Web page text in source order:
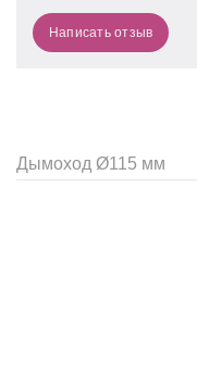
Написать отзыв
Дымоход Ø115 мм